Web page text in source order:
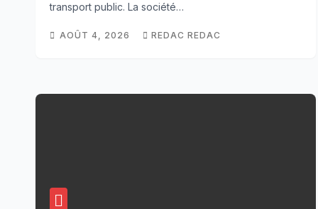
transport public. La société…
AOÛT 4, 2026 REDAC REDAC